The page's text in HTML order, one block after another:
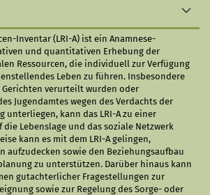
Inventar (LRI-A) ist ein Anamnese-
und quantitativen Erhebung der
Ressourcen, die individuell zur Verfügung
Leben zu führen. Insbesondere
Gerichten verurteilt wurden oder
Jugendamtes wegen des Verdachts der
unterliegen, kann das LRI-A zu einer
die Lebenslage und das soziale Netzwerk
kann es mit dem LRI-A gelingen,
aufzudecken sowie den Beziehungs­aufbau
zu unterstützen. Darüber hinaus kann
gutach­terlicher Fragestellungen zur
sowie zur Regelung des Sorge- oder